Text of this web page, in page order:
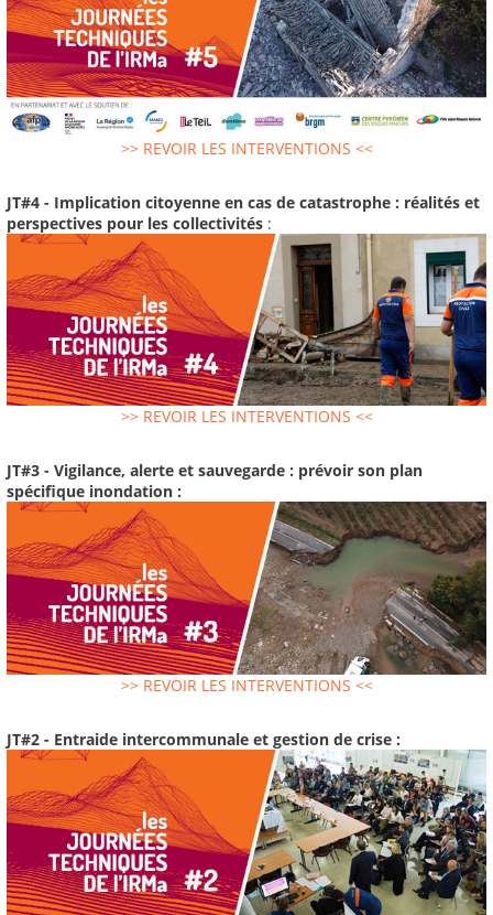
>> REVOIR LES INTERVENTIONS <<
JT#4 - Implication citoyenne en cas de catastrophe : réalités et
perspectives pour les collectivités :
>> REVOIR LES INTERVENTIONS <<
JT#3 - Vigilance, alerte et sauvegarde : prévoir son plan
spécifique inondation :
>> REVOIR LES INTERVENTIONS <<
JT#2 - Entraide intercommunale et gestion de crise :